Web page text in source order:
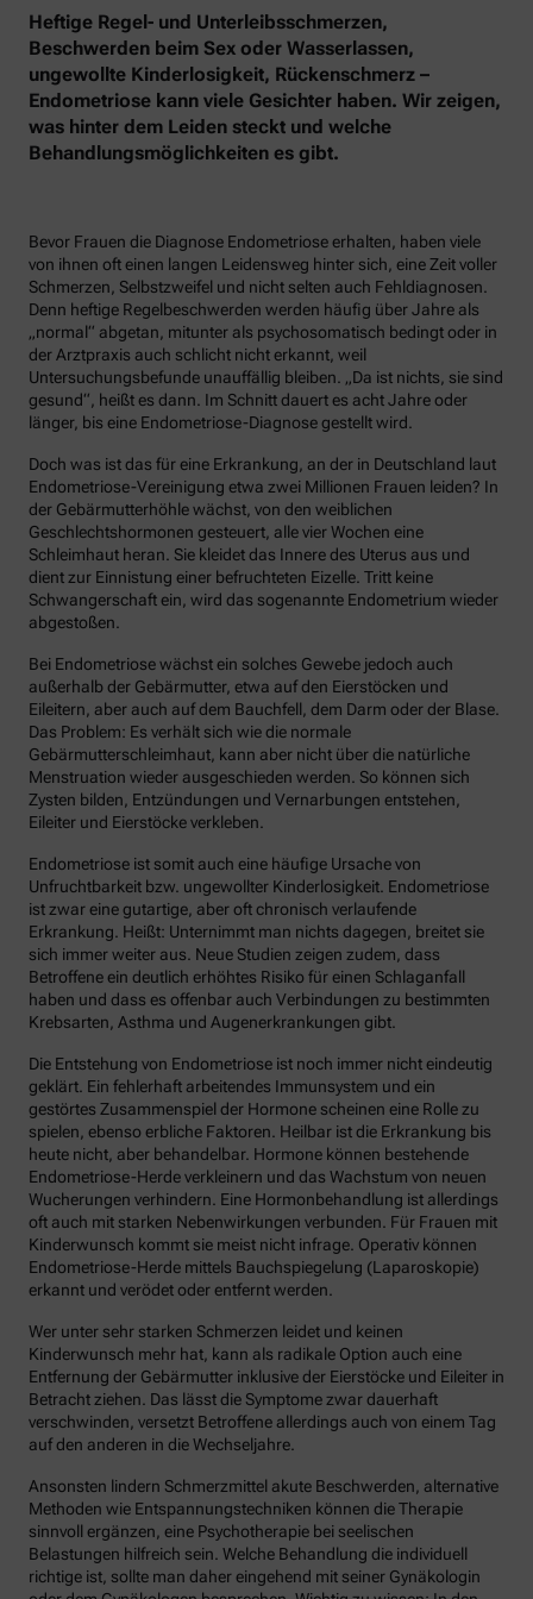
Heftige Regel- und Unterleibsschmerzen,
Beschwerden beim Sex oder Wasserlassen,
ungewollte Kinderlosigkeit, Rückenschmerz –
Endometriose kann viele Gesichter haben. Wir zeigen,
was hinter dem Leiden steckt und welche
Behandlungsmöglichkeiten es gibt.
Bevor Frauen die Diagnose Endometriose erhalten, haben viele
von ihnen oft einen langen Leidensweg hinter sich, eine Zeit voller
Schmerzen, Selbstzweifel und nicht selten auch Fehldiagnosen.
Denn heftige Regelbeschwerden werden häufig über Jahre als
„normal“ abgetan, mitunter als psychosomatisch bedingt oder in
der Arztpraxis auch schlicht nicht erkannt, weil
Untersuchungsbefunde unauffällig bleiben. „Da ist nichts, sie sind
gesund“, heißt es dann. Im Schnitt dauert es acht Jahre oder
länger, bis eine Endometriose-Diagnose gestellt wird.
Doch was ist das für eine Erkrankung, an der in Deutschland laut
Endometriose-Vereinigung etwa zwei Millionen Frauen leiden? In
der Gebärmutterhöhle wächst, von den weiblichen
Geschlechtshormonen gesteuert, alle vier Wochen eine
Schleimhaut heran. Sie kleidet das Innere des Uterus aus und
dient zur Einnistung einer befruchteten Eizelle. Tritt keine
Schwangerschaft ein, wird das sogenannte Endometrium wieder
abgestoßen.
Bei Endometriose wächst ein solches Gewebe jedoch auch
außerhalb der Gebärmutter, etwa auf den Eierstöcken und
Eileitern, aber auch auf dem Bauchfell, dem Darm oder der Blase.
Das Problem: Es verhält sich wie die normale
Gebärmutterschleimhaut, kann aber nicht über die natürliche
Menstruation wieder ausgeschieden werden. So können sich
Zysten bilden, Entzündungen und Vernarbungen entstehen,
Eileiter und Eierstöcke verkleben.
Endometriose ist somit auch eine häufige Ursache von
Unfruchtbarkeit bzw. ungewollter Kinderlosigkeit. Endometriose
ist zwar eine gutartige, aber oft chronisch verlaufende
Erkrankung. Heißt: Unternimmt man nichts dagegen, breitet sie
sich immer weiter aus. Neue Studien zeigen zudem, dass
Betroffene ein deutlich erhöhtes Risiko für einen Schlaganfall
haben und dass es offenbar auch Verbindungen zu bestimmten
Krebsarten, Asthma und Augenerkrankungen gibt.
Die Entstehung von Endometriose ist noch immer nicht eindeutig
geklärt. Ein fehlerhaft arbeitendes Immunsystem und ein
gestörtes Zusammenspiel der Hormone scheinen eine Rolle zu
spielen, ebenso erbliche Faktoren. Heilbar ist die Erkrankung bis
heute nicht, aber behandelbar. Hormone können bestehende
Endometriose-Herde verkleinern und das Wachstum von neuen
Wucherungen verhindern. Eine Hormonbehandlung ist allerdings
oft auch mit starken Nebenwirkungen verbunden. Für Frauen mit
Kinderwunsch kommt sie meist nicht infrage. Operativ können
Endometriose-Herde mittels Bauchspiegelung (Laparoskopie)
erkannt und verödet oder entfernt werden.
Wer unter sehr starken Schmerzen leidet und keinen
Kinderwunsch mehr hat, kann als radikale Option auch eine
Entfernung der Gebärmutter inklusive der Eierstöcke und Eileiter in
Betracht ziehen. Das lässt die Symptome zwar dauerhaft
verschwinden, versetzt Betroffene allerdings auch von einem Tag
auf den anderen in die Wechseljahre.
Ansonsten lindern Schmerzmittel akute Beschwerden, alternative
Methoden wie Entspannungstechniken können die Therapie
sinnvoll ergänzen, eine Psychotherapie bei seelischen
Belastungen hilfreich sein. Welche Behandlung die individuell
richtige ist, sollte man daher eingehend mit seiner Gynäkologin